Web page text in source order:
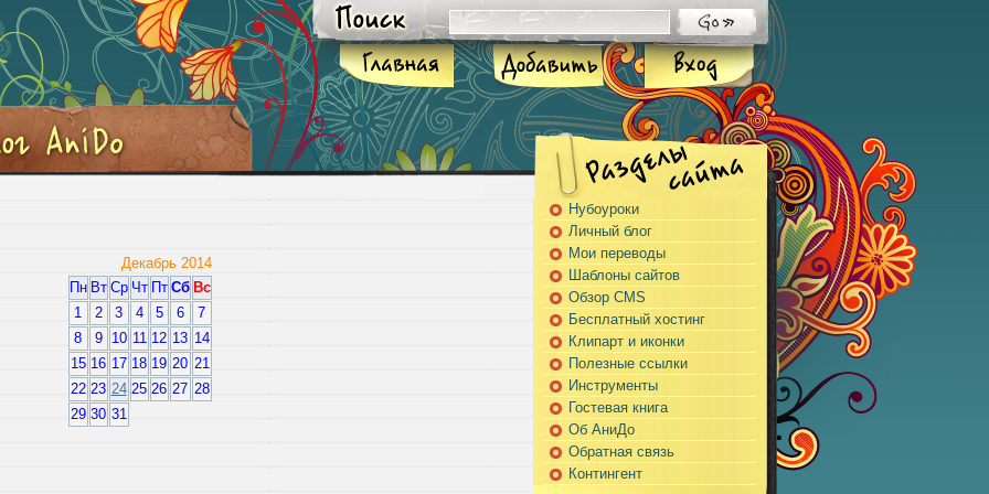
Декабрь 2014
Пн Вт Ср Чт Пт Сб Вс
1
2 3 4 5 6
7
8
9 10 11 12 13 14
15 16 17 18 19 20 21
22 23 24 25 26 27 28
29 30 31
Нубоуроки
Личный блог
Мои переводы
Шаблоны сайтов
Обзор CMS
Бесплатный хостинг
Клипарт и иконки
Полезные ссылки
Инструменты
Гостевая книга
Об АниДо
Обратная связь
Контингент